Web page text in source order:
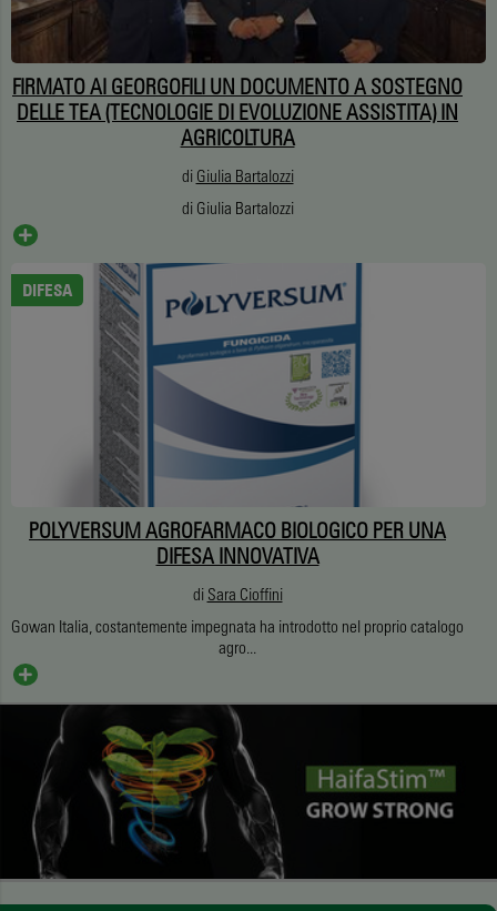
FIRMATO AI GEORGOFILI UN DOCUMENTO A SOSTEGNO
DELLE TEA (TECNOLOGIE DI EVOLUZIONE ASSISTITA) IN
AGRICOLTURA
di Giulia Bartalozzi
di Giulia Bartalozzi
DIFESA
POLYVERSUM AGROFARMACO BIOLOGICO PER UNA
DIFESA INNOVATIVA
di Sara Cioffini
Gowan Italia, costantemente impegnata ha introdotto nel proprio catalogo
agro...